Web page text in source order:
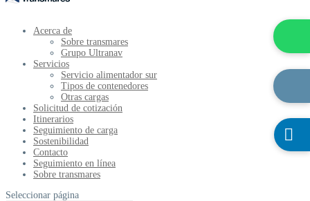
Acerca de
Sobre transmares
Grupo Ultranav
Servicios
Servicio alimentador sur
Tipos de contenedores
Otras cargas
Solicitud de cotización
Itinerarios
Seguimiento de carga
Sostenibilidad
Contacto
Seguimiento en línea
Sobre transmares
Seleccionar página
